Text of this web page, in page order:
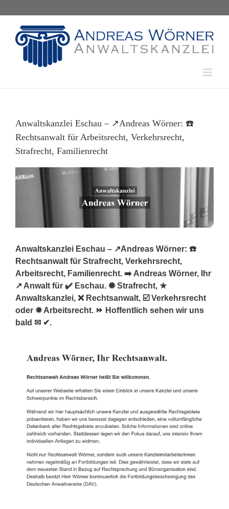
content
Anwaltskanzlei Eschau – ↗️Andreas Wörner: ☎️
Rechtsanwalt für Arbeitsrecht, Verkehrsrecht,
Strafrecht, Familienrecht
Anwaltskanzlei Eschau – ↗️Andreas Wörner: ☎️
Rechtsanwalt für Strafrecht, Verkehrsrecht,
Arbeitsrecht, Familienrecht. ➡️ Andreas Wörner, Ihr
↗️ Anwalt für ✔️ Eschau. ✺ Strafrecht, ★
Anwaltskanzlei, ❌ Rechtsanwalt, ☑️ Verkehrsrecht
oder ✹ Arbeitsrecht. ⏩ Hoffentlich sehen wir uns
bald ✉ ✔.